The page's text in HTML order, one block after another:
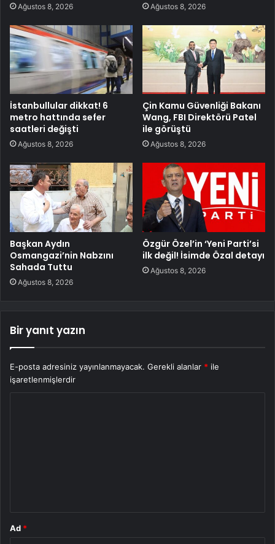
Ağustos 8, 2026 Ağustos 8, 2026
İstanbullular dikkat! 6
metro hattında sefer
saatleri değişti
Ağustos 8, 2026
Çin Kamu Güvenliği Bakanı
Wang, FBI Direktörü Patel
ile görüştü
Ağustos 8, 2026
Başkan Aydın
Osmangazi’nin Nabzını
Sahada Tuttu
Ağustos 8, 2026
Özgür Özel’in ‘Yeni Parti’si
ilk değil! İsimde Özal detayı
Ağustos 8, 2026
Bir yanıt yazın
E-posta adresiniz yayınlanmayacak. Gerekli alanlar * ile
işaretlenmişlerdir
Ad *